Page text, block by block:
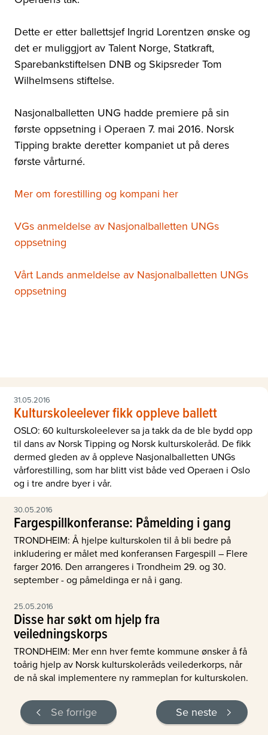
Dette er etter ballettsjef Ingrid Lorentzen ønske og
det er muliggjort av Talent Norge, Statkraft,
Sparebankstiftelsen DNB og Skipsreder Tom
Wilhelmsens stiftelse.
Nasjonalballetten UNG hadde premiere på sin
første oppsetning i Operaen 7. mai 2016. Norsk
Tipping brakte deretter kompaniet ut på deres
første vårturné.
Mer om forestilling og kompani her
VGs anmeldelse av Nasjonalballetten UNGs
oppsetning
Vårt Lands anmeldelse av Nasjonalballetten UNGs
oppsetning
31.05.2016
Kulturskoleelever fikk oppleve ballett
OSLO: 60 kulturskoleelever sa ja takk da de ble bydd opp
til dans av Norsk Tipping og Norsk kulturskoleråd. De fikk
dermed gleden av å oppleve Nasjonalballetten UNGs
vårforestilling, som har blitt vist både ved Operaen i Oslo
og i tre andre byer i vår.
30.05.2016
Fargespillkonferanse: Påmelding i gang
TRONDHEIM: Å hjelpe kulturskolen til å bli bedre på
inkludering er målet med konferansen Fargespill – Flere
farger 2016. Den arrangeres i Trondheim 29. og 30.
september - og påmeldinga er nå i gang.
25.05.2016
Disse har søkt om hjelp fra
veiledningskorps
TRONDHEIM: Mer enn hver femte kommune ønsker å få
toårig hjelp av Norsk kulturskoleråds veilederkorps, når
de nå skal implementere ny rammeplan for kulturskolen.
Se forrige Se neste